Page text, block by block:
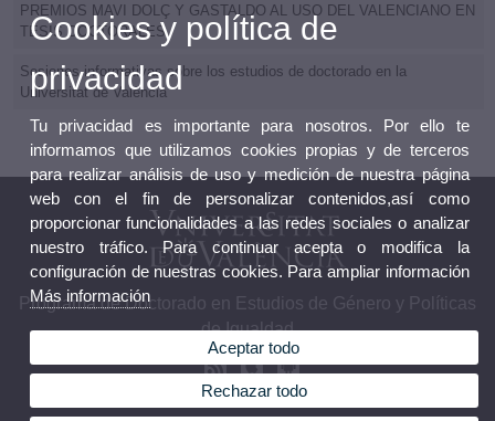
PREMIOS MAVI DOLÇ Y GASTALDO AL USO DEL VALENCIANO EN
TESIS DOCTORALES
Sesiones informativas sobre los estudios de doctorado en la
Universitat de València
Programa de Doctorado en Estudios de Género y Políticas
de Igualdad
Cookies y política de
privacidad
Tu privacidad es importante para nosotros. Por ello te
informamos que utilizamos cookies propias y de terceros
para realizar análisis de uso y medición de nuestra página
web con el fin de personalizar contenidos,así como
proporcionar funcionalidades a las redes sociales o analizar
nuestro tráfico. Para continuar acepta o modifica la
configuración de nuestras cookies. Para ampliar información
Más información
Aceptar todo
Rechazar todo